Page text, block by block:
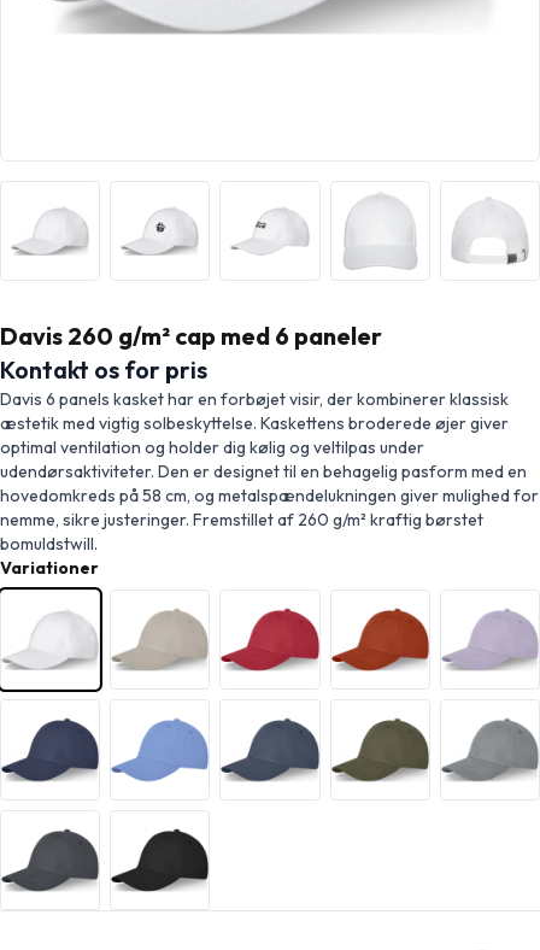
Davis 260 g/m² cap med 6 paneler
Kontakt os for pris
Davis 6 panels kasket har en forbøjet visir, der kombinerer klassisk
æstetik med vigtig solbeskyttelse. Kaskettens broderede øjer giver
optimal ventilation og holder dig kølig og veltilpas under
udendørsaktiviteter. Den er designet til en behagelig pasform med en
hovedomkreds på 58 cm, og metalspændelukningen giver mulighed for
nemme, sikre justeringer. Fremstillet af 260 g/m² kraftig børstet
bomuldstwill.
Variationer